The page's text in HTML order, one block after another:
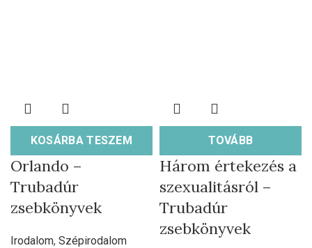
KOSÁRBA TESZEM
Orlando –
Trubadúr
zsebkönyvek
Irodalom, Szépirodalom
TOVÁBB
Három értekezés a
szexualitásról –
Trubadúr
zsebkönyvek